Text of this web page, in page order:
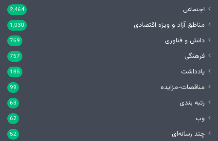
اجتماعی 2,464
مناطق آزاد و ویژه اقتصادی 1,030
دانش و فناوری 769
فرهنگی 757
یادداشت 185
مناقصات-مزایده 99
رتبه بندی 63
وب 62
چند رسانه‌ای 52